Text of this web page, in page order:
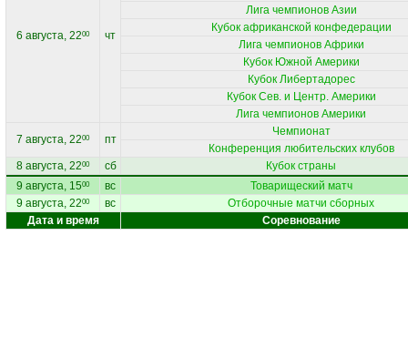
6 августа, 2200 чт
Лига чемпионов Азии
Кубок африканской конфедерации
Лига чемпионов Африки
Кубок Южной Америки
Кубок Либертадорес
Кубок Сев. и Центр. Америки
Лига чемпионов Америки
7 августа, 2200 пт
Чемпионат
Конференция любительских клубов
8 августа, 2200 сб
Кубок страны
9 августа, 1500 вс
Товарищеский матч
9 августа, 2200 вс
Отборочные матчи сборных
Дата и время
Соревнование